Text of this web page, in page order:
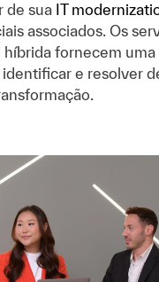
de sua IT
associados. Os
híbrida fornecem
e resolver